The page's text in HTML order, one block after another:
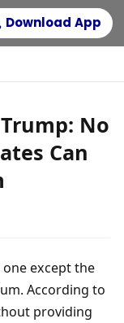
Download App
No
Can
one except the
According to
providing